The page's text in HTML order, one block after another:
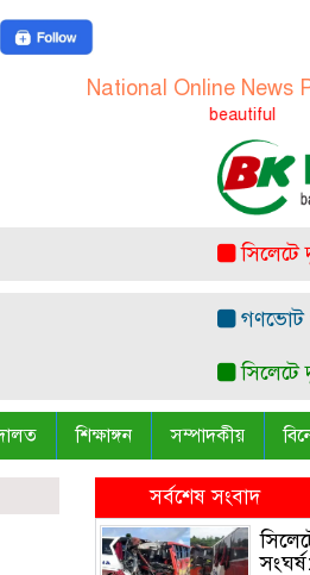
National Online News Portal of
সিলেটে দুই
গণভোট ও
সিলেটে দুই
শিক্ষাঙ্গন সম্পাদকীয়
সর্বশেষ সংবাদ